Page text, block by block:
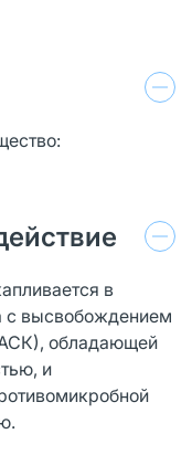
в
с высвобождением
обладающей
и